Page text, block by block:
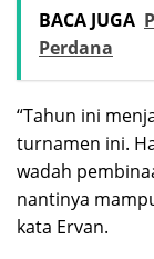
BACA JUGA
Perdana
“Tahun ini
turnamen ini.
wadah
nantinya
kata Ervan.